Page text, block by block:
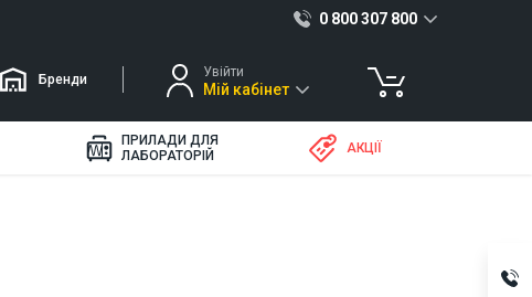
0 800 307 800
Бренди Увійти
Мій кабінет
ПРИЛАДИ ДЛЯ
ЛАБОРАТОРІЙ
АКЦІЇ